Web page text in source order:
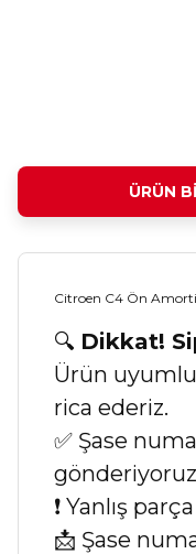
ÜRÜN
Citroen C4 Ön
🔍 Dikkat!
Ürün
rica ederiz.
✅ Şase
❗ Yanlış
📩 Şase